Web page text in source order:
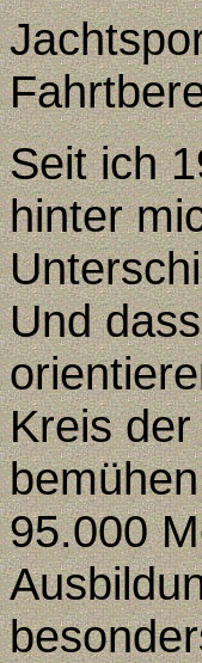
Seit ich
hinter
Und
Kreis
95.000